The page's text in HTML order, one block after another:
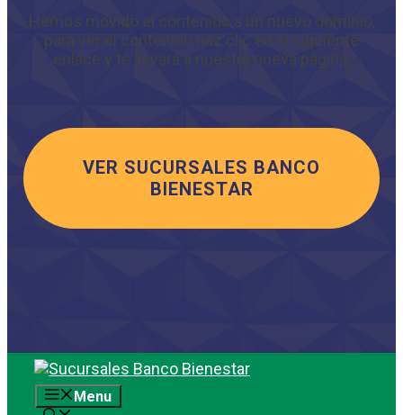
Hemos movido el contenido a un nuevo dominio,
para ver el contenido haz clic en el siguiente
enlace y te llevará a nuestra nueva página.
VER SUCURSALES BANCO
BIENESTAR
Saltar
contenidoMenu